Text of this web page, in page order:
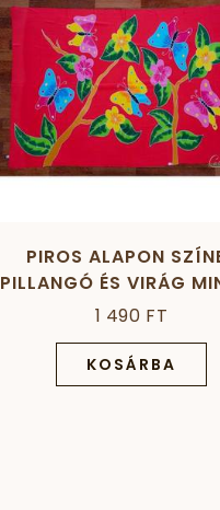
PIROS ALAPON
PILLANGÓ ÉS VIRÁG
PRÉMIUM SARONG
1 490 FT
KOSÁRBA